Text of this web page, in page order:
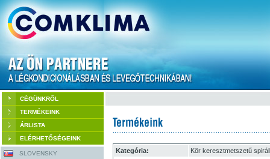
CÉGÜNKRŐL
TERMÉKEINK
ÁRLISTA
ELÉRHETŐSÉGEINK
SLOVENSKY
Kategória:
Kör keresztmetszetű